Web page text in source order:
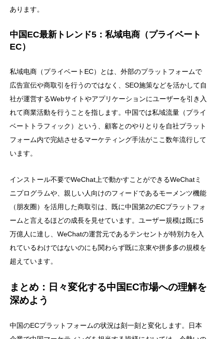
あります。
中国EC最新トレンド5：私域电商（プライベート
EC）
私域电商（プライベートEC）とは、外部のプラットフォームで
広告宣伝や商取引を行うのではなく、SEO施策などを活かして自
社が運営するWebサイトやアプリケーションにユーザーを引き入
れて商業活動を行うことを指します。中国では私域流量（プライ
ベートトラフィック）という、顧客とのやりとりを自社プラット
フォーム内で完結させるマーケティング手法がここ数年流行して
います。
インストール不要でWeChat上で動かすことができるWeChatミ
ニプログラムや、親しい人向けのフィードであるモーメンツ機能
（朋友圈）を活用した商取引は、既に中国第2のECプラットフォ
ームと言えるほどの成長を見せています。ユーザー規模は既に5
万億人に達し、WeChatの運営元であるテンセントが特別力を入
れているわけではないのにも関わらず既に京東や拼多多の規模を
超えています。
まとめ：日々変化する中国EC市場への理解を
深めよう
中国のECプラットフォームの状況は刻一刻と変化します。日本